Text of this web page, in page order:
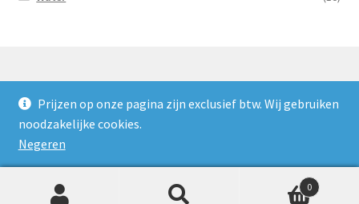
Prijzen op onze pagina zijn exclusief btw. Wij gebruiken
noodzakelijke cookies.
Negeren
© Nooijens Verhuur 2026
Privacybeleid
Gebouwd met WooCommerce
0